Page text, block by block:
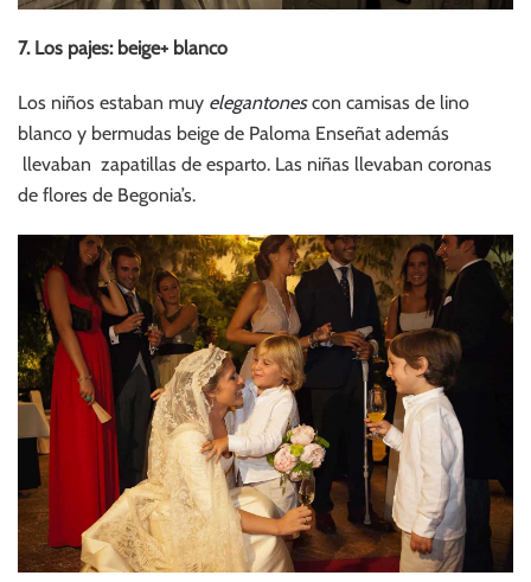
7. Los pajes: beige+ blanco
Los niños estaban muy elegantonescon camisas de lino
blanco y bermudas beige de Paloma Enseñat además
llevaban zapatillas de esparto. Las niñas llevaban coronas
de flores de Begonia’s.